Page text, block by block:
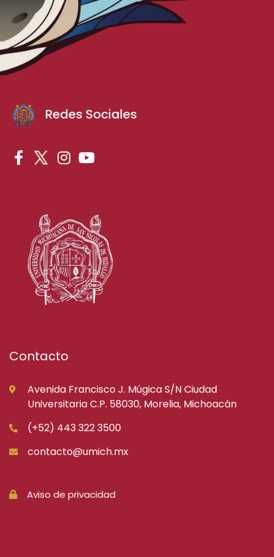
Redes Sociales
Contacto
Avenida Francisco J. Múgica S/N Ciudad
Universitaria C.P. 58030, Morelia, Michoacán
(+52) 443 322 3500
contacto@umich.mx
Aviso de privacidad